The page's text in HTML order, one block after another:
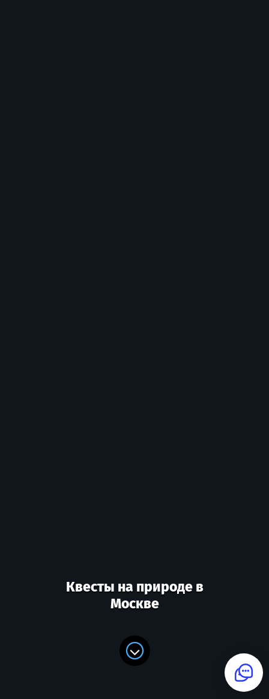
Квесты на природе в
Москве